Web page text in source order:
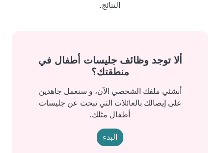
النتائج.
ألا توجد وظائف جليسات أطفال في
منطقتك؟
أنشئي ملفك الشخصي الآن، و سنعمل جاهدين
على إيصالك بالعائلات التي تبحث عن جليسات
أطفال مثلك.
البدء